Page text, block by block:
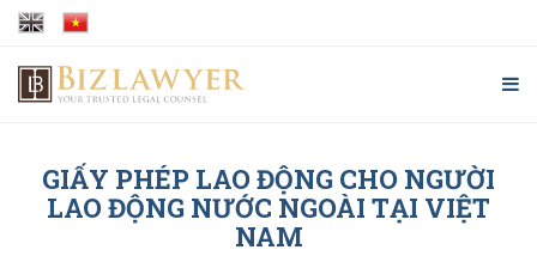
GIẤY PHÉP LAO ĐỘNG CHO NGƯỜI
LAO ĐỘNG NƯỚC NGOÀI TẠI VIỆT
NAM